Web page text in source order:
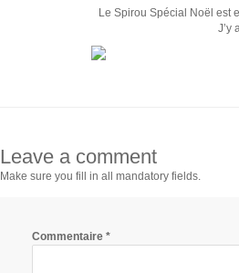
Le Spirou Spécial Noël est
J’y
Leave a comment
Make sure you fill in all mandatory fields.
Commentaire *